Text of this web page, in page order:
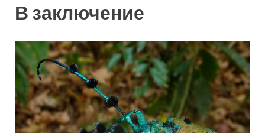
В заключение